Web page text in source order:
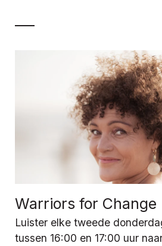
Warriors for Change
Luister elke tweede
tussen 16:00 en 17:00 uur